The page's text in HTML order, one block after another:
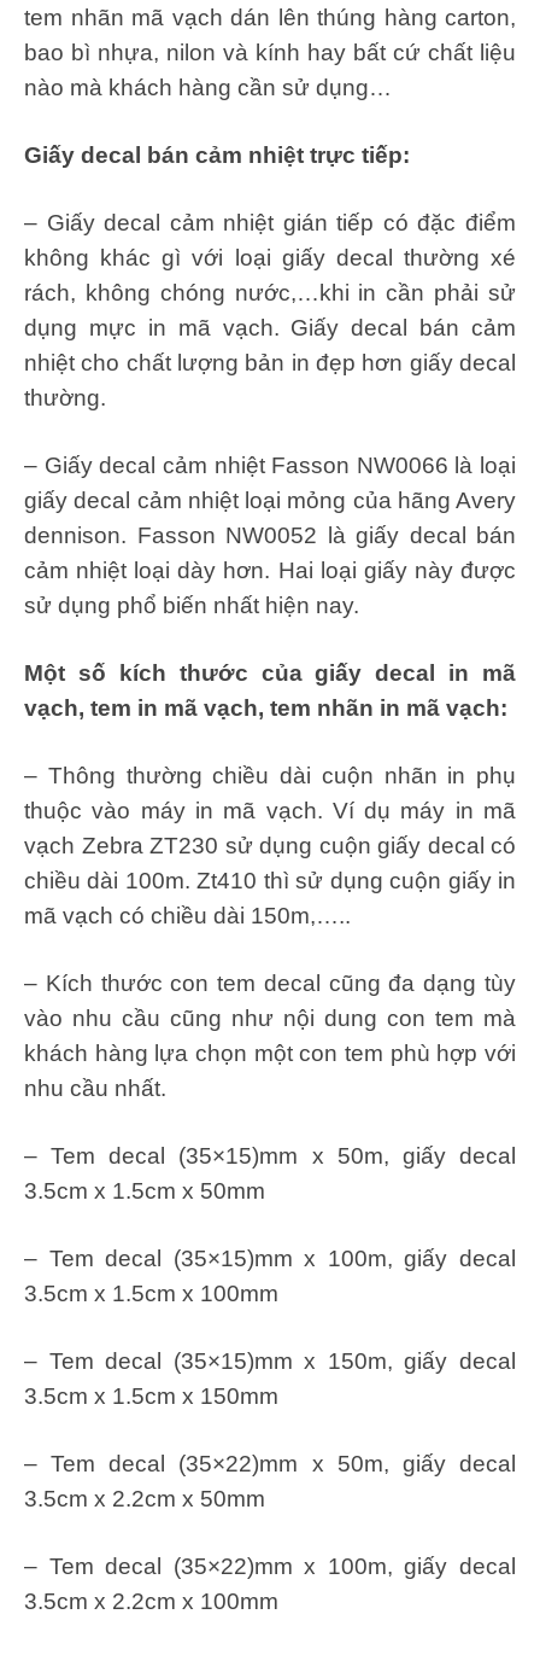
tem nhãn mã vạch dán lên thúng hàng carton,
bao bì nhựa, nilon và kính hay bất cứ chất liệu
nào mà khách hàng cần sử dụng…
Giấy decal bán cảm nhiệt trực tiếp:
– Giấy decal cảm nhiệt gián tiếp có đặc điểm
không khác gì với loại giấy decal thường xé
rách, không chóng nước,…khi in cần phải sử
dụng mực in mã vạch. Giấy decal bán cảm
nhiệt cho chất lượng bản in đẹp hơn giấy decal
thường.
– Giấy decal cảm nhiệt Fasson NW0066 là loại
giấy decal cảm nhiệt loại mỏng của hãng Avery
dennison. Fasson NW0052 là giấy decal bán
cảm nhiệt loại dày hơn. Hai loại giấy này được
sử dụng phổ biến nhất hiện nay.
Một số kích thước của giấy decal in mã
vạch, tem in mã vạch, tem nhãn in mã vạch:
– Thông thường chiều dài cuộn nhãn in phụ
thuộc vào máy in mã vạch. Ví dụ máy in mã
vạch Zebra ZT230 sử dụng cuộn giấy decal có
chiều dài 100m. Zt410 thì sử dụng cuộn giấy in
mã vạch có chiều dài 150m,…..
– Kích thước con tem decal cũng đa dạng tùy
vào nhu cầu cũng như nội dung con tem mà
khách hàng lựa chọn một con tem phù hợp với
nhu cầu nhất.
– Tem decal (35×15)mm x 50m, giấy decal
3.5cm x 1.5cm x 50mm
– Tem decal (35×15)mm x 100m, giấy decal
3.5cm x 1.5cm x 100mm
– Tem decal (35×15)mm x 150m, giấy decal
3.5cm x 1.5cm x 150mm
– Tem decal (35×22)mm x 50m, giấy decal
3.5cm x 2.2cm x 50mm
– Tem decal (35×22)mm x 100m, giấy decal
3.5cm x 2.2cm x 100mm